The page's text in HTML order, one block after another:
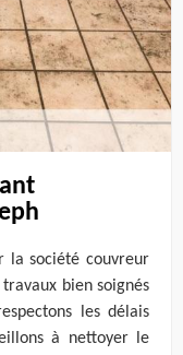
la société couvreur
bien soignés
les délais
à nettoyer le